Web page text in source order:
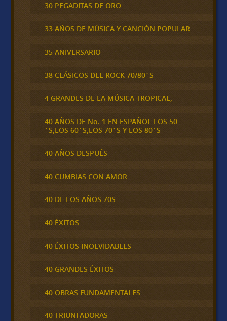
30 PEGADITAS DE ORO
33 AÑOS DE MÚSICA Y CANCIÓN POPULAR
35 ANIVERSARIO
38 CLÁSICOS DEL ROCK 70/80´S
4 GRANDES DE LA MÚSICA TROPICAL,
40 AÑOS DE No. 1 EN ESPAÑOL LOS 50
´S,LOS 60´S,LOS 70´S Y LOS 80´S
40 AÑOS DESPUÉS
40 CUMBIAS CON AMOR
40 DE LOS AÑOS 70S
40 ÉXITOS
40 ÉXITOS INOLVIDABLES
40 GRANDES ÉXITOS
40 OBRAS FUNDAMENTALES
40 TRIUNFADORAS